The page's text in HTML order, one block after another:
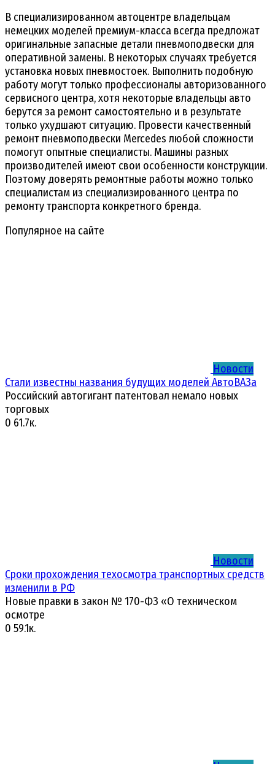
В специализированном автоцентре владельцам
немецких моделей премиум-класса всегда предложат
оригинальные запасные детали пневмоподвески для
оперативной замены. В некоторых случаях требуется
установка новых пневмостоек. Выполнить подобную
работу могут только профессионалы авторизованного
сервисного центра, хотя некоторые владельцы авто
берутся за ремонт самостоятельно и в результате
только ухудшают ситуацию. Провести качественный
ремонт пневмоподвески Mercedes любой сложности
помогут опытные специалисты. Машины разных
производителей имеют свои особенности конструкции.
Поэтому доверять ремонтные работы можно только
специалистам из специализированного центра по
ремонту транспорта конкретного бренда.
Популярное на сайте
Новости
Стали известны названия будущих моделей АвтоВАЗа
Российский автогигант патентовал немало новых
торговых
0 61.7к.
Новости
Сроки прохождения техосмотра транспортных средств
изменили в РФ
Новые правки в закон № 170-ФЗ «О техническом
осмотре
0 59.1к.